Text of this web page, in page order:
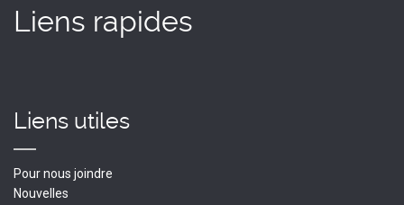
Liens rapides
Liens utiles
Pour nous joindre
Nouvelles